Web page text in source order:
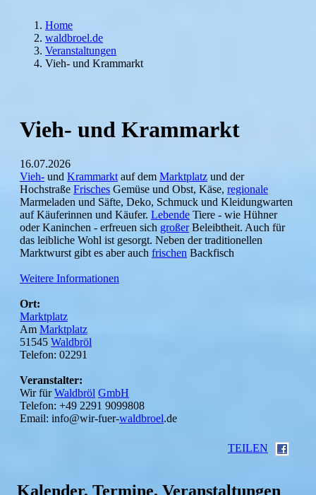
Home
waldbroel.de
Veranstaltungen
Vieh- und Krammarkt
Vieh- und Krammarkt
16.07.2026
Vieh- und Krammarkt auf dem Marktplatz und der
Hochstraße Frisches Gemüse und Obst, Käse, regionale
Marmeladen und Säfte, Deko, Schmuck und Kleidungwarten
auf Käuferinnen und Käufer. Lebende Tiere - wie Hühner
oder Kaninchen - erfreuen sich großerBeleibtheit. Auch für
das leibliche Wohl ist gesorgt. Neben der traditionellen
Marktwurst gibt es aber auch frischen Backfisch
Weitere Informationen
Ort:
Marktplatz
Am Marktplatz
51545 Waldbröl
Telefon: 02291
Veranstalter:
Wir fürWaldbröl GmbH
Telefon: +49 2291 9099808
Email: info@wir-fuer-waldbroel.de
TEILEN
Kalender, Termine, Veranstaltungen